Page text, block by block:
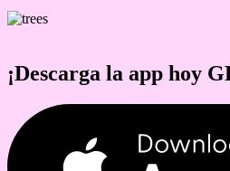
¡Descarga la app hoy